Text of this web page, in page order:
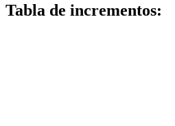
Tabla de incrementos: